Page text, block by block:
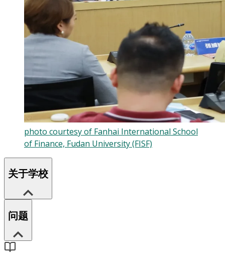
photo courtesy of Fanhai International School
of Finance, Fudan University (FISF)
关于学校
问题